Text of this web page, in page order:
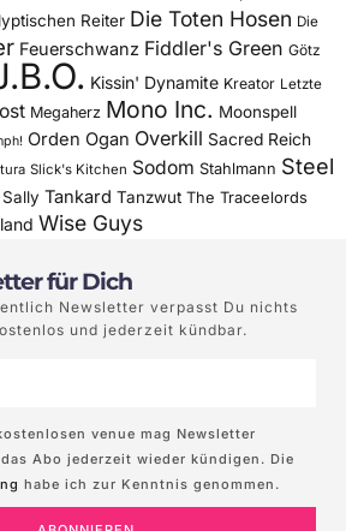
Reiter Die Toten Hosen Die
Feuerschwanz Fiddler's Green Götz
Kissin' Dynamite Kreator Letzte
Megaherz Mono Inc. Moonspell
Orden Ogan Overkill Sacred Reich
Slick's Kitchen Sodom Stahlmann Steel
Tankard Tanzwut The Traceelords
Wise Guys
für Dich
Newsletter verpasst Du nichts
und jederzeit kündbar.
venue mag Newsletter
Abo jederzeit wieder kündigen. Die
habe ich zur Kenntnis genommen.